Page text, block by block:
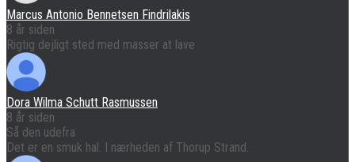
Marcus Antonio Bennetsen Findrilakis
8 år siden
Rigtig dejligt sted med masser at lave
Dora Wilma Schutt Rasmussen
8 år siden
Så den udefra
Det er en smuk hal. I nærheden af Thorup Strand.